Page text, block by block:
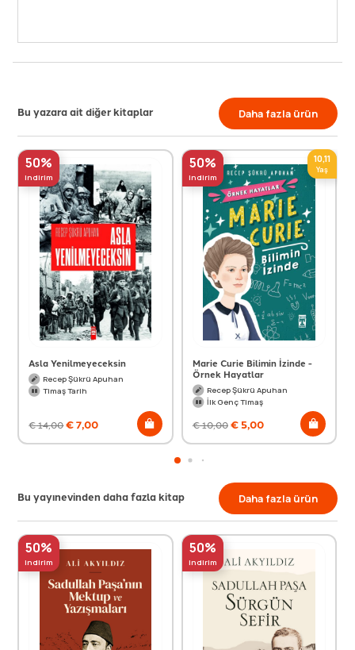
Bu yazara ait diğer kitaplar Daha fazla ürün
50%
indirim
Asla Yenilmeyeceksin
Recep Şükrü Apuhan
Timaş Tarih
€14,00€7,00
50%
indirim
10,11
Yaş
Marie Curie Bilimin İzinde -
Örnek Hayatlar
Recep Şükrü Apuhan
İlk Genç Timaş
€10,00€5,00
Bu yayınevinden daha fazla kitap Daha fazla ürün
50%
indirim
50%
indirim